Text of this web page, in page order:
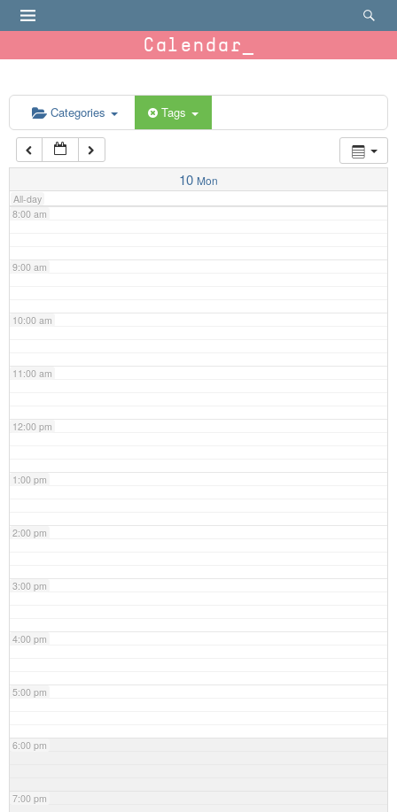
Calendar
Categories Tags
10 Mon
All-day
6:00 am
7:00 am
8:00 am
9:00 am
10:00 am
11:00 am
12:00 pm
1:00 pm
2:00 pm
3:00 pm
4:00 pm
5:00 pm
6:00 pm
7:00 pm